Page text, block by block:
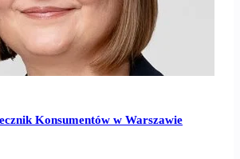
Konsumentów w Warszawie